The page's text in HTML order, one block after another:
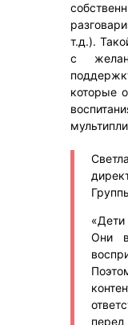
т.д.).
с
которые
Они